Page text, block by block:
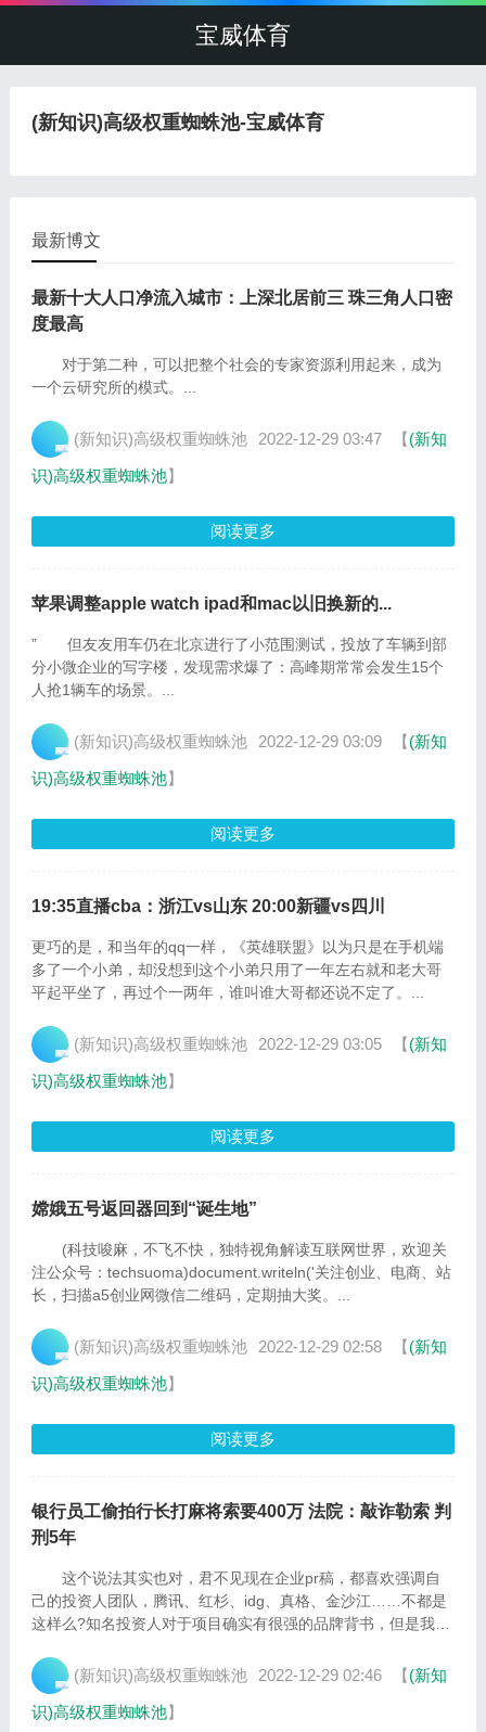
宝威体育
(新知识)高级权重蜘蛛池-宝威体育
最新博文
最新十大人口净流入城市：上深北居前三 珠三角人口密
度最高
对于第二种，可以把整个社会的专家资源利用起来，成为
一个云研究所的模式。...
(新知识)高级权重蜘蛛池 2022-12-29 03:47 【(新知
识)高级权重蜘蛛池】
阅读更多
苹果调整apple watch ipad和mac以旧换新的...
” 但友友用车仍在北京进行了小范围测试，投放了车辆到部
分小微企业的写字楼，发现需求爆了：高峰期常常会发生15个
人抢1辆车的场景。...
(新知识)高级权重蜘蛛池 2022-12-29 03:09 【(新知
识)高级权重蜘蛛池】
阅读更多
19:35直播cba：浙江vs山东 20:00新疆vs四川
更巧的是，和当年的qq一样，《英雄联盟》以为只是在手机端
多了一个小弟，却没想到这个小弟只用了一年左右就和老大哥
平起平坐了，再过个一两年，谁叫谁大哥都还说不定了。...
(新知识)高级权重蜘蛛池 2022-12-29 03:05 【(新知
识)高级权重蜘蛛池】
阅读更多
嫦娥五号返回器回到“诞生地”
(科技唆麻，不飞不快，独特视角解读互联网世界，欢迎关
注公众号：techsuoma)document.writeln('关注创业、电商、站
长，扫描a5创业网微信二维码，定期抽大奖。...
(新知识)高级权重蜘蛛池 2022-12-29 02:58 【(新知
识)高级权重蜘蛛池】
阅读更多
银行员工偷拍行长打麻将索要400万 法院：敲诈勒索 判
刑5年
这个说法其实也对，君不见现在企业pr稿，都喜欢强调自
己的投资人团队，腾讯、红杉、idg、真格、金沙江……不都是
这样么?知名投资人对于项目确实有很强的品牌背书，但是我们
(新知识)高级权重蜘蛛池 2022-12-29 02:46 【(新知
识)高级权重蜘蛛池】